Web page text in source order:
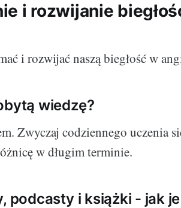
i rozwijanie
i rozwijać naszą biegłość w
wiedzę?
Zwyczaj codziennego uczenia
w długim terminie.
podcasty i książki - jak